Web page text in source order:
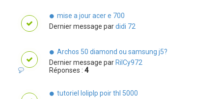
mise a jour acer e 700
Dernier message pardidi 72
Archos 50 diamond ou samsung j5?
Dernier message parRilCy972
Réponses : 4
tutoriel loliplp poir thl 5000